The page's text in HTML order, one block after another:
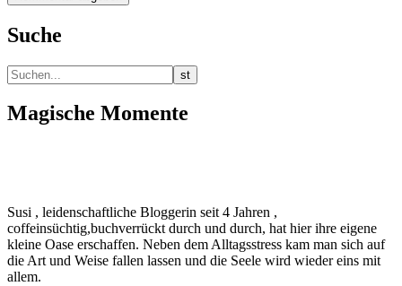
Suche
Magische Momente
Susi , leidenschaftliche Bloggerin seit 4 Jahren ,
coffeinsüchtig,buchverrückt durch und durch, hat hier ihre eigene
kleine Oase erschaffen. Neben dem Alltagsstress kam man sich auf
die Art und Weise fallen lassen und die Seele wird wieder eins mit
allem.